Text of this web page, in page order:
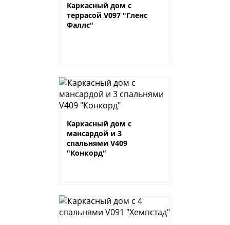
Каркасный дом с
террасой V097 "Гленс
Фаллс"
Каркасный дом с
мансардой и 3
спальнями V409
"Конкорд"